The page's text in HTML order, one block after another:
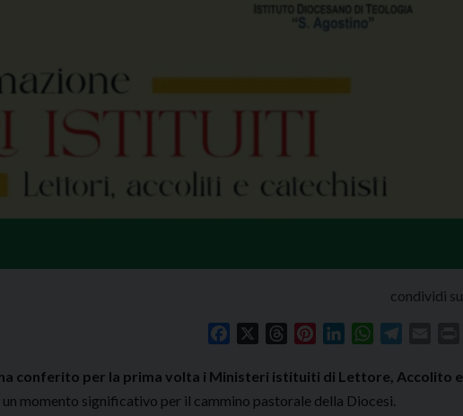
condividi su
Facebook ThreadsPinterestLinkedInWhatsApp
conferito per la prima volta i Ministeri istituiti di Lettore, Accolito e
momento significativo per il cammino pastorale della Diocesi.